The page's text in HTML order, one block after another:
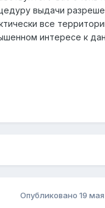
выдачи
все
интересе к
Опубликовано 19 мая